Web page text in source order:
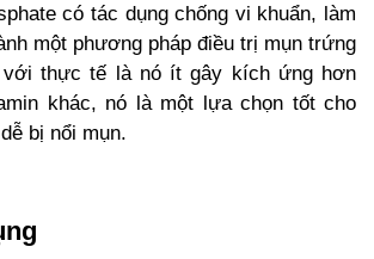
có tác dụng chống vi khuẩn, làm
một phương pháp điều trị mụn trứng
với thực tế là nó ít gây kích ứng hơn
khác, nó là một lựa chọn tốt cho
bị nổi mụn.